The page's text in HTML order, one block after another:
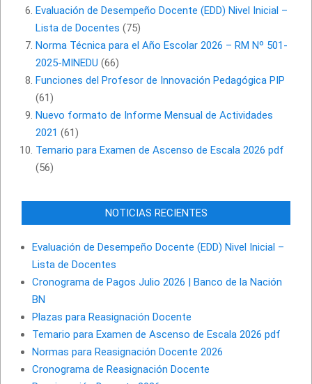
Evaluación de Desempeño Docente (EDD) Nivel Inicial –
Lista de Docentes (75)
Norma Técnica para el Año Escolar 2026 – RM Nº 501-
2025-MINEDU (66)
Funciones del Profesor de Innovación Pedagógica PIP
(61)
Nuevo formato de Informe Mensual de Actividades
2021 (61)
Temario para Examen de Ascenso de Escala 2026 pdf
(56)
NOTICIAS RECIENTES
Evaluación de Desempeño Docente (EDD) Nivel Inicial –
Lista de Docentes
Cronograma de Pagos Julio 2026 | Banco de la Nación
BN
Plazas para Reasignación Docente
Temario para Examen de Ascenso de Escala 2026 pdf
Normas para Reasignación Docente 2026
Cronograma de Reasignación Docente